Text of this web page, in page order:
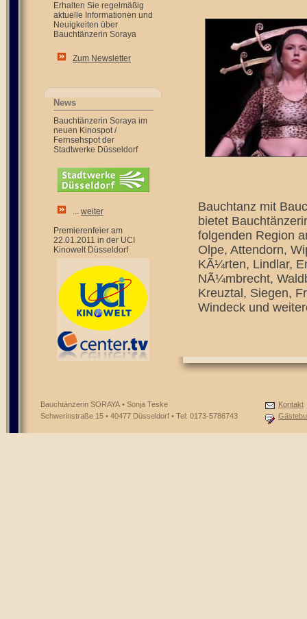
Erhalten Sie regelmäßig
aktuelle Informationen und
Neuigkeiten über
Bauchtänzerin Soraya
Zum Newsletter
News
Bauchtänzerin Soraya im
neuen Kinospot /
Fernsehspot der
Stadtwerke Düsseldorf
... weiter
Premierenfeier am
22.01.2011 in der UCI
Kinowelt Düsseldorf
Bauchtanz mit
bietet
folgenden Region
Olpe, Attendorn,
KÃ¼rten, Lindlar,
NÃ¼mbrecht,
Kreuztal, Siegen,
Windeck und
Bauchtänzerin SORAYA • Sonja Teske
Schwerinstraße 15 • 40477 Düsseldorf • Tel: 0173-5786743
Kontakt